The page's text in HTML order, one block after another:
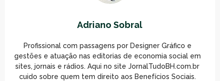
Adriano Sobral
Profissional com passagens por Designer Gráfico e
gestões e atuação nas editorias de economia social em
sites, jornais e rádios. Aqui no site JornalTudoBH.com.br
cuido sobre quem tem direito aos Benefícios Sociais.